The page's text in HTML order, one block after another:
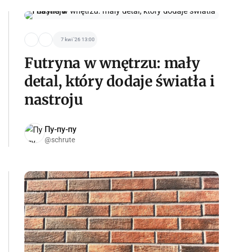
7 kwi '26 13:00
Futryna w wnętrzu: mały
detal, który dodaje światła i
nastroju
Пу-пу-пу
@schrute